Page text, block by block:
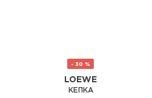
- 30 %
LOEWE
КЕПКА